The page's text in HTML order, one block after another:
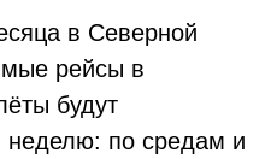
в Северной
рейсы в
будут
неделю: по средам и